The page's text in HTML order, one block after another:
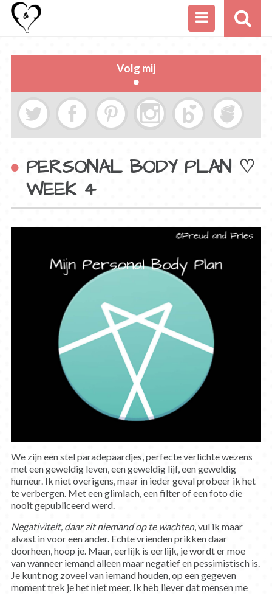
Volg mij
PERSONAL BODY PLAN ♡
WEEK 4
We zijn een stel paradepaardjes, perfecte verlichte wezens
met een geweldig leven, een geweldig lijf, een geweldig
humeur. Ik niet overigens, maar in ieder geval probeer ik het
te verbergen. Met een glimlach, een filter of een foto die
nooit gepubliceerd werd.
Negativiteit, daar zit niemand op te wachten, vul ik maar
alvast in voor een ander. Echte vrienden prikken daar
doorheen, hoop je. Maar, eerlijk is eerlijk, je wordt er moe
van wanneer iemand alleen maar negatief en pessimistisch is.
Je kunt nog zoveel van iemand houden, op een gegeven
moment trek je het niet meer. Ik heb liever dat mensen me